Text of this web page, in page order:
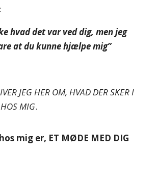
hvad det var ved dig, men jeg
at du kunne hjælpe mig”
JEG HER OM, HVAD DER SKER I
MIG.
mig er, ET MØDE MED DIG